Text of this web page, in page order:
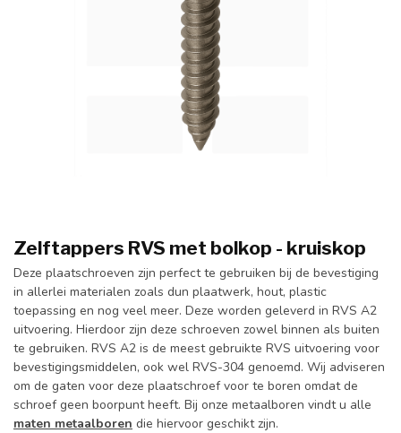
Zelftappers RVS met bolkop - kruiskop
Deze plaatschroeven zijn perfect te gebruiken bij de bevestiging
in allerlei materialen zoals dun plaatwerk, hout, plastic
toepassing en nog veel meer. Deze worden geleverd in RVS A2
uitvoering. Hierdoor zijn deze schroeven zowel binnen als buiten
te gebruiken. RVS A2 is de meest gebruikte RVS uitvoering voor
bevestigingsmiddelen, ook wel RVS-304 genoemd. Wij adviseren
om de gaten voor deze plaatschroef voor te boren omdat de
schroef geen boorpunt heeft. Bij onze metaalboren vindt u alle
maten metaalboren die hiervoor geschikt zijn.